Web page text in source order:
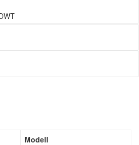
Modell